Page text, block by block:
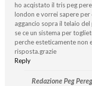
ho acqistato il tris peg
london e vorrei sapere
aggancio sopra il telaio
se ce un sistema per
perche esteticamente non
risposta.grazie
Reply
Redazione Peg